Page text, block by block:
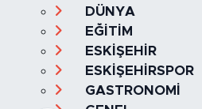
DÜNYA
EĞİTİM
ESKİŞEHİR
ESKİŞEHİRSPOR
GASTRONOMİ